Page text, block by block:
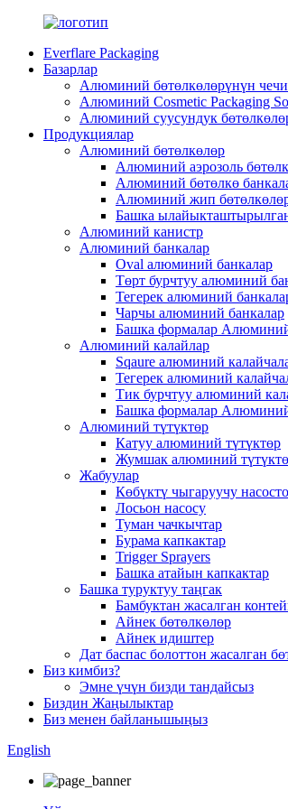
Everflare Packaging
Базарлар
Алюминий бөтөлкөлөрүнүн
Алюминий Cosmetic Packaging
Алюминий суусундук
Продукциялар
Алюминий бөтөлкөлөр
Алюминий аэрозоль
Алюминий бөтөлкө
Алюминий жип
Башка
Алюминий канистр
Алюминий банкалар
Oval алюминий банкалар
Төрт бурчтуу алюминий
Тегерек алюминий
Чарчы алюминий банкалар
Башка формалар
Алюминий калайлар
Sqaure алюминий
Тегерек алюминий
Тик бурчтуу алюминий
Башка формалар
Алюминий түтүктөр
Катуу алюминий түтүктөр
Жумшак алюминий
Жабуулар
Көбүктү чыгаруучу
Лосьон насосу
Туман чачкычтар
Бурама капкактар
Trigger Sprayers
Башка атайын капкактар
Башка туруктуу таңгак
Бамбуктан жасалган
Айнек бөтөлкөлөр
Айнек идиштер
Дат баспас болоттон жасалган
Биз кимбиз?
Эмне үчүн бизди тандайсыз
Биздин Жаңылыктар
Биз менен байланышыңыз
English